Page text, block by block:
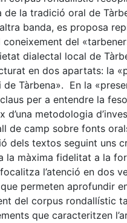
de la tradició oral de
banda, es proposa
coneixement del
dialectal local de
en dos apartats: la
de Tàrbena». En la
per a entendre la
d’una metodologia
de camp sobre fonts
dels textos seguint uns
la màxima fidelitat a la
l’atenció en dos
permeten aprofundir
del corpus rondallístic
que caracteritzen